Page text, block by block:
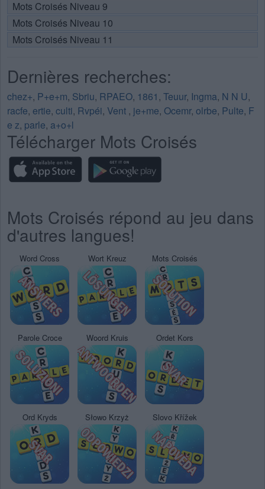
Mots Croisés Niveau 9
Mots Croisés Niveau 10
Mots Croisés Niveau 11
Dernières recherches:
chez+, P+e+m, Sbriu, RPAEO, 1861, Teuur, Ingma, N N U,
racfe, ertie, culti, Rvpéi, Vent , je+me, Ocemr, olrbe, Pulte, F
e z, parle, a+o+l
Télécharger Mots Croisés
Mots Croisés répond au jeu dans
d'autres langues!
Word Cross Wort Kreuz Mots Croisés
Parole Croce Woord Kruis Ordet Kors
Ord Kryds Słowo Krzyż Slovo Křížek